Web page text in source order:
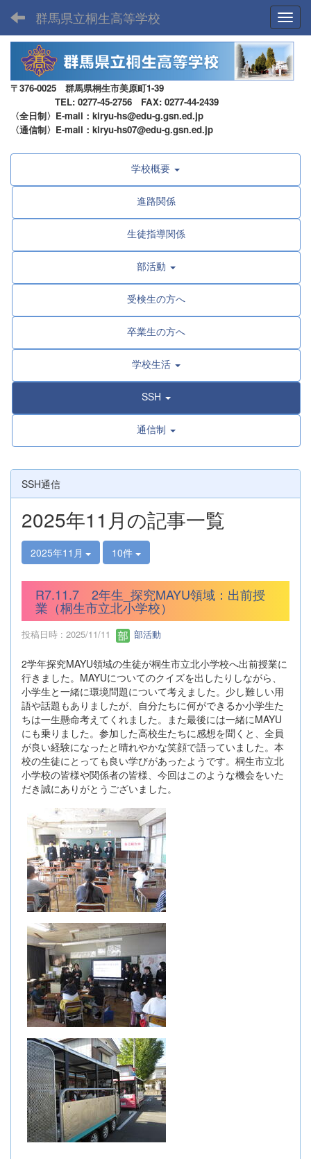
群馬県立桐生高等学校
〒376-0025 群馬県桐生市美原町1-39
TEL: 0277-45-2756 FAX: 0277-44-2439
〈全日制〉E-mail：kiryu-hs@edu-g.gsn.ed.jp
〈通信制〉E-mail：kiryu-hs07@edu-g.gsn.ed.jp
学校概要
進路関係
生徒指導関係
部活動
受検生の方へ
卒業生の方へ
学校生活
SSH
通信制
SSH通信
2025年11月の記事一覧
2025年11月 10件
R7.11.7 2年生_探究MAYU領域：出前授
業（桐生市立北小学校）
投稿日時 : 2025/11/11 部活動
2学年探究MAYU領域の生徒が桐生市立北小学校へ出前授業に
行きました。MAYUについてのクイズを出したりしながら、
小学生と一緒に環境問題について考えました。少し難しい用
語や話題もありましたが、自分たちに何ができるか小学生た
ちは一生懸命考えてくれました。また最後には一緒にMAYU
にも乗りました。参加した高校生たちに感想を聞くと、全員
が良い経験になったと晴れやかな笑顔で語っていました。本
校の生徒にとっても良い学びがあったようです。桐生市立北
小学校の皆様や関係者の皆様、今回はこのような機会をいた
だき誠にありがとうございました。